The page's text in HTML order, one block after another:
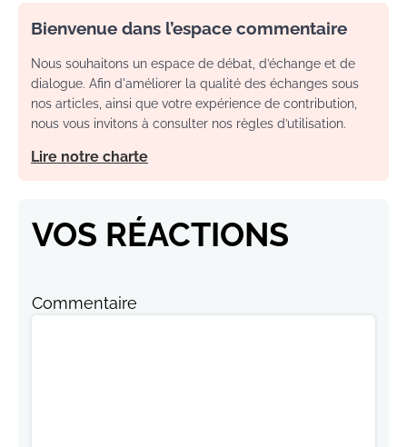
Bienvenue dans l’espace commentaire
Nous souhaitons un espace de débat, d’échange et de
dialogue. Afin d'améliorer la qualité des échanges sous
nos articles, ainsi que votre expérience de contribution,
nous vous invitons à consulter nos règles d’utilisation.
Lire notre charte
VOS RÉACTIONS
Commentaire